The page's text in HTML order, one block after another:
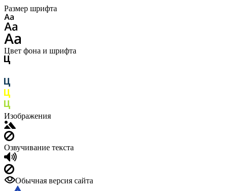
Размер шрифта
Цвет фона и шрифта
Изображения
Озвучивание текста
Обычная версия сайта